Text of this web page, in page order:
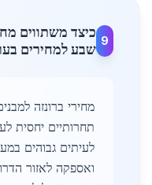
9
כיצד משתווים
שבע למחירים
מחירי ברונזה
תחרותיים יחסית
לעיתים גבוהים
ואספקה לאזור